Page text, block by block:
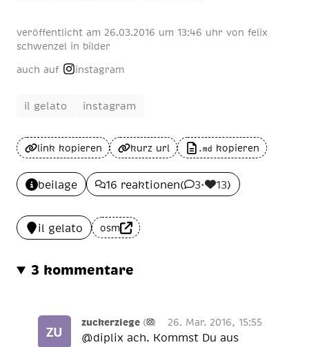
veröffentlicht am 26 03 2016 um 13:46 uhr von felix
schwenzel in bilder
auch auf instagram
il gelato instagram
link kopieren kurz url .md kopieren
beilage 16 reaktionen( 3• 13)
il gelato osm
3 kommentare
zuckerziege ( ) 26. Mar. 2016, 15:55
@diplix ach. Kommst Du aus